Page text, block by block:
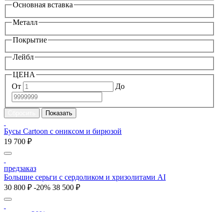
Основная вставка
Металл
Покрытие
Лейбл
ЦЕНА
От
До
Бусы Cartoon с ониксом и бирюзой
19 700 ₽
предзаказ
Большие серьги с сердоликом и хризолитами AI
30 800 ₽ -20% 38 500 ₽